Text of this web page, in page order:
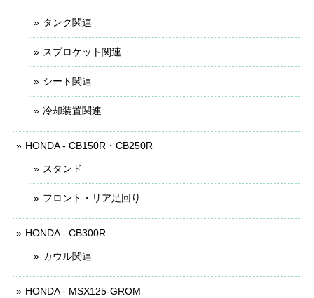
タンク関連
スプロケット関連
シート関連
冷却装置関連
HONDA - CB150R・CB250R
スタンド
フロント・リア足回り
HONDA - CB300R
カウル関連
HONDA - MSX125-GROM